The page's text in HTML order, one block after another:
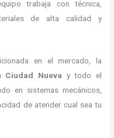
trabaja con técnica,
de alta calidad y
en el mercado, la
Ciudad Nueva y todo el
en sistemas mecánicos,
de atender cual sea tu